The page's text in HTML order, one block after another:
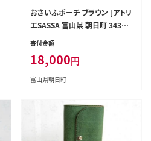
おさいふポーチ ブラウン [アトリ
エSASSA 富山県 朝日町 34310
069]
寄付金額
18,000円
富山県朝日町